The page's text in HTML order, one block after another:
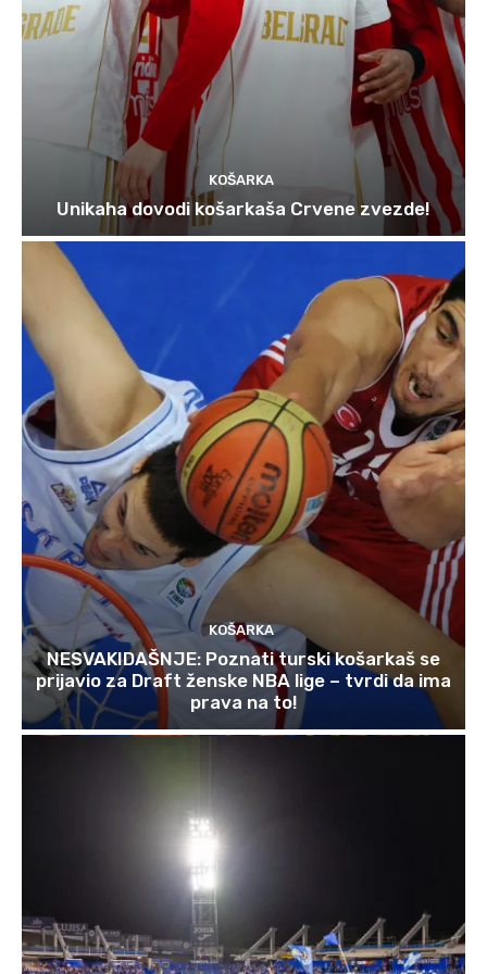
KOŠARKA
Unikaha dovodi košarkaša Crvene zvezde!
KOŠARKA
NESVAKIDAŠNJE: Poznati turski košarkaš se
prijavio za Draft ženske NBA lige – tvrdi da ima
prava na to!